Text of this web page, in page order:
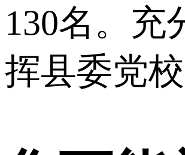
130名。充
挥县委党校